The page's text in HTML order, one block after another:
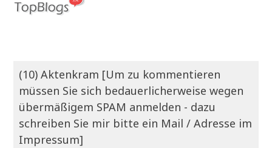
(10) Aktenkram [Um zu kommentieren
müssen Sie sich bedauerlicherweise wegen
übermäßigem SPAM anmelden - dazu
schreiben Sie mir bitte ein Mail / Adresse im
Impressum]